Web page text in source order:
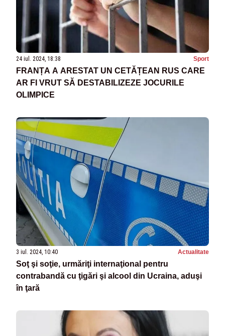
24 iul. 2024, 18:38 Sport
FRANȚA A ARESTAT UN CETĂȚEAN RUS CARE
AR FI VRUT SĂ DESTABILIZEZE JOCURILE
OLIMPICE
3 iul. 2024, 10:40 Actualitate
Soţ şi soţie, urmăriţi internaţional pentru
contrabandă cu ţigări şi alcool din Ucraina, aduşi
în ţară